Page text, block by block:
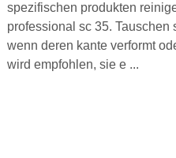
spezifischen produkten
professional sc 35. Tauschen
wenn deren kante verformt
wird empfohlen, sie e ...